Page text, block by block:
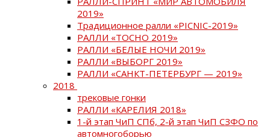
2019»
Традиционное ралли «PICNIC-2019»
РАЛЛИ «ТОСНО 2019»
РАЛЛИ «БЕЛЫЕ НОЧИ 2019»
РАЛЛИ «ВЫБОРГ 2019»
РАЛЛИ «САНКТ-ПЕТЕРБУРГ — 2019»
2018
трековые гонки
РАЛЛИ «КАРЕЛИЯ 2018»
1-й этап ЧиП СПб, 2-й этап ЧиП СЗФО по
автомногоборью